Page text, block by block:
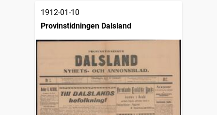
1912-01-10
Provinstidningen Dalsland